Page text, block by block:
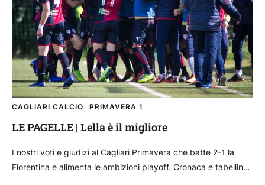
CAGLIARI CALCIO PRIMAVERA 1
LE PAGELLE | Lella è il migliore
I nostri voti e giudizi al Cagliari Primavera che batte 2-1 la
Fiorentina e alimenta le ambizioni playoff. Cronaca e tabellino